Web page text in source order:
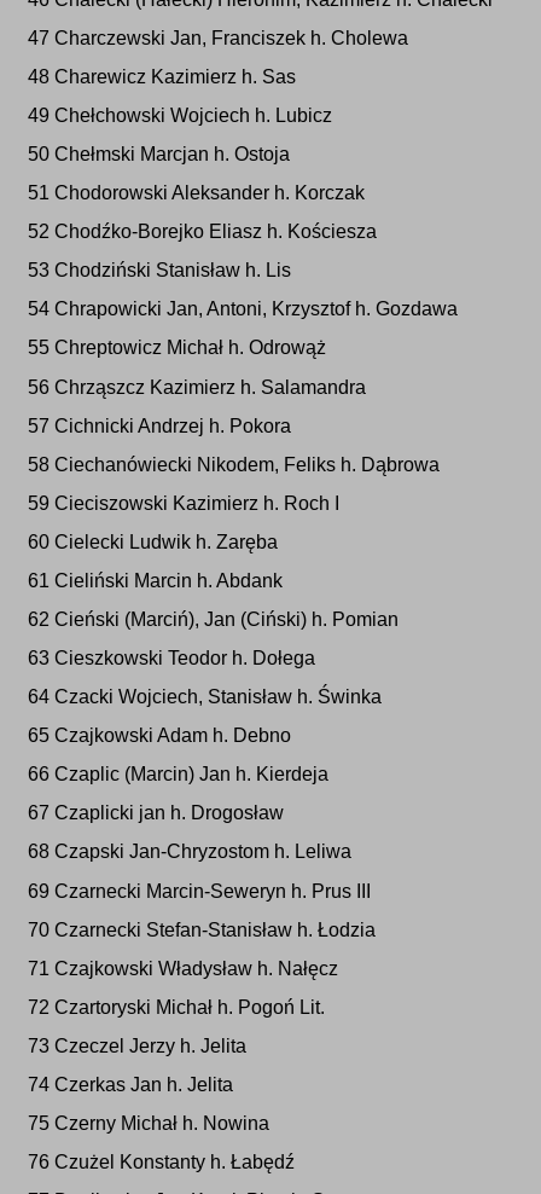
47 Charczewski Jan, Franciszek h. Cholewa
48 Charewicz Kazimierz h. Sas
49 Chełchowski Wojciech h. Lubicz
50 Chełmski Marcjan h. Ostoja
51 Chodorowski Aleksander h. Korczak
52 Chodźko-Borejko Eliasz h. Kościesza
53 Chodziński Stanisław h. Lis
54 Chrapowicki Jan, Antoni, Krzysztof h. Gozdawa
55 Chreptowicz Michał h. Odrowąż
56 Chrząszcz Kazimierz h. Salamandra
57 Cichnicki Andrzej h. Pokora
58 Ciechanówiecki Nikodem, Feliks h. Dąbrowa
59 Cieciszowski Kazimierz h. Roch I
60 Cielecki Ludwik h. Zaręba
61 Cieliński Marcin h. Abdank
62 Cieński (Marciń), Jan (Ciński) h. Pomian
63 Cieszkowski Teodor h. Dołega
64 Czacki Wojciech, Stanisław h. Świnka
65 Czajkowski Adam h. Debno
66 Czaplic (Marcin) Jan h. Kierdeja
67 Czaplicki jan h. Drogosław
68 Czapski Jan-Chryzostom h. Leliwa
69 Czarnecki Marcin-Seweryn h. Prus III
70 Czarnecki Stefan-Stanisław h. Łodzia
71 Czajkowski Władysław h. Nałęcz
72 Czartoryski Michał h. Pogoń Lit.
73 Czeczel Jerzy h. Jelita
74 Czerkas Jan h. Jelita
75 Czerny Michał h. Nowina
76 Czużel Konstanty h. Łabędź